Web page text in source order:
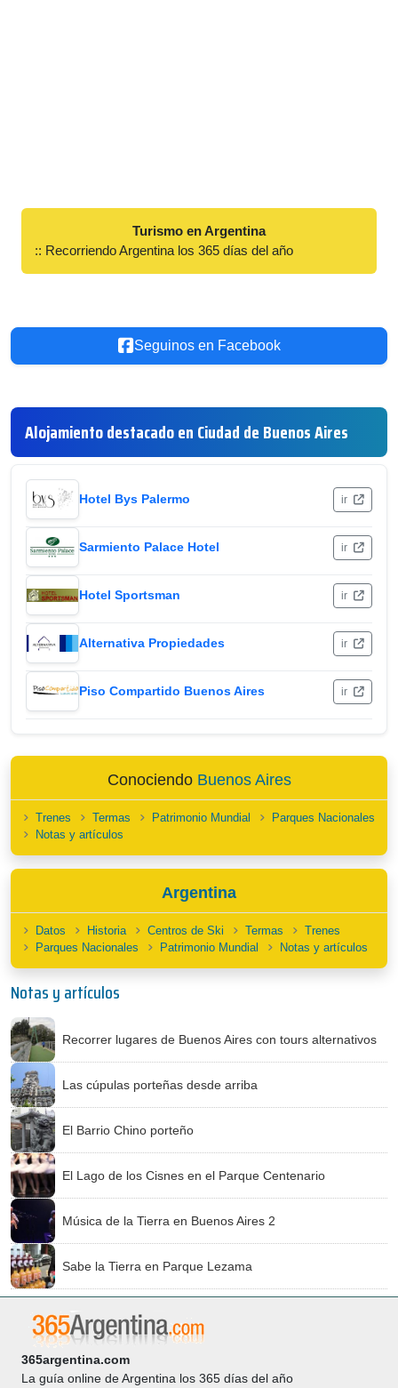
Turismo en Argentina
:: Recorriendo Argentina los 365 días del año
Seguinos en Facebook
Alojamiento destacado en Ciudad de Buenos Aires
Hotel Bys Palermo ir
Sarmiento Palace Hotel ir
Hotel Sportsman ir
Alternativa Propiedades ir
Piso Compartido Buenos Aires ir
Conociendo Buenos Aires
Trenes Termas Patrimonio Mundial
Parques Nacionales
Notas y artículos
Argentina
Datos Historia Centros de Ski Termas
Trenes
Parques Nacionales
Patrimonio Mundial Notas y artículos
Notas y artículos
Recorrer lugares de Buenos Aires con tours alternativos
Las cúpulas porteñas desde arriba
El Barrio Chino porteño
El Lago de los Cisnes en el Parque Centenario
Música de la Tierra en Buenos Aires 2
Sabe la Tierra en Parque Lezama
365argentina.com
La guía online de Argentina los 365 días del año